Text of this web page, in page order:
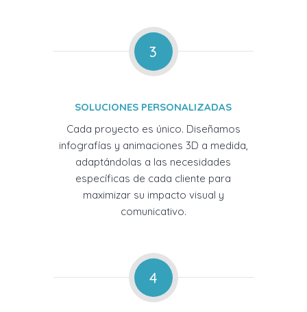
3
SOLUCIONES PERSONALIZADAS
Cada proyecto es único. Diseñamos
infografías y animaciones 3D a medida,
adaptándolas a las necesidades
específicas de cada cliente para
maximizar su impacto visual y
comunicativo.
4